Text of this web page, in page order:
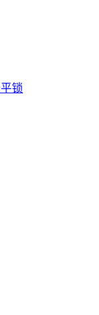
锁